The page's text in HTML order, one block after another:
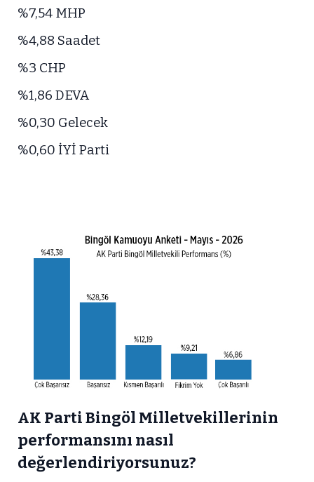
%7,54 MHP
%4,88 Saadet
%3 CHP
%1,86 DEVA
%0,30 Gelecek
%0,60 İYİ Parti
AK Parti Bingöl Milletvekillerinin
performansını nasıl
değerlendiriyorsunuz?